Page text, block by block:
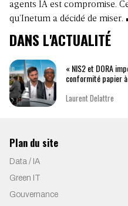
agents IA est compromise.
qu’Inetum a décidé de miser.
DANS L'ACTUALITÉ
« NIS2 et DORA
conformité papier
Laurent Delattre
Plan du site
Data / IA
Green IT
Gouvernance